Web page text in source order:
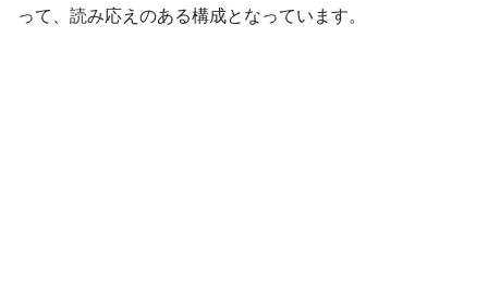
って、読み応えのある構成となっています。